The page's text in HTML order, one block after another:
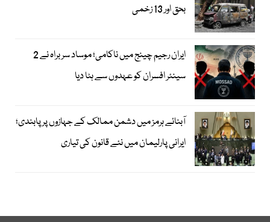
بحق اور 13 زخمی
ایران رجیم چینج میں ناکامی؛ موساد سربراہ نے 2
سینئر افسران کو عہدوں سے ہٹا دیا
آبنائے ہرمز میں دشمن ممالک کے جہازوں پر پابندی؛
ایرانی پارلیمان میں نئے قانون کی تیاری